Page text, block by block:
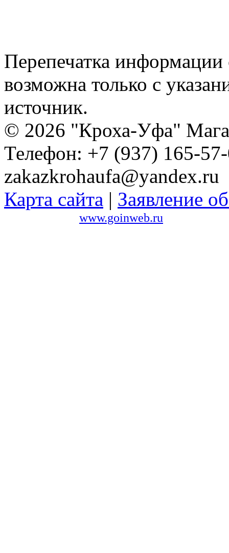
Перепечатка
возможна только с
источник.
© 2026 "Кроха-Уфа"
Телефон: +7 (937) 165-
zakazkrohaufa@yandex.ru
Карта сайта | Заявление
www.goinweb.ru